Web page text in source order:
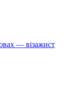
— візажист